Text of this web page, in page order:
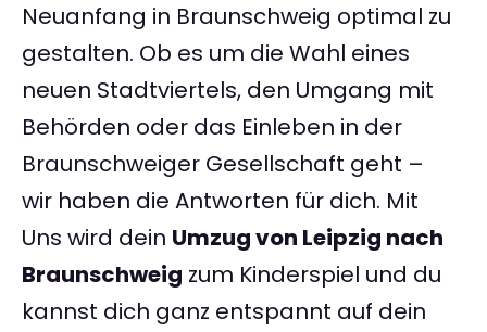
Neuanfang in Braunschweig optimal zu
gestalten. Ob es um die Wahl eines
neuen Stadtviertels, den Umgang mit
Behörden oder das Einleben in der
Braunschweiger Gesellschaft geht –
wir haben die Antworten für dich. Mit
Uns wird dein Umzug von Leipzig nach
Braunschweig zum Kinderspiel und du
kannst dich ganz entspannt auf dein